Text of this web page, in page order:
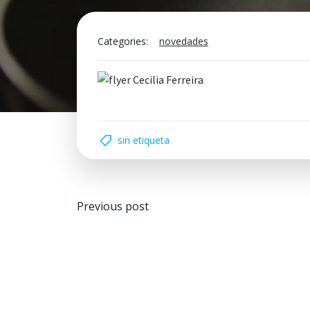
Categories: novedades
sin etiqueta
Navegación
Previous post